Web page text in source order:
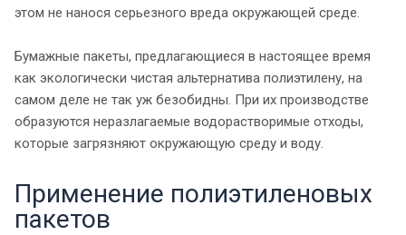
этом не нанося серьезного вреда окружающей среде.
Бумажные пакеты, предлагающиеся в настоящее время
как экологически чистая альтернатива полиэтилену, на
самом деле не так уж безобидны. При их производстве
образуются неразлагаемые водорастворимые отходы,
которые загрязняют окружающую среду и воду.
Применение полиэтиленовых
пакетов